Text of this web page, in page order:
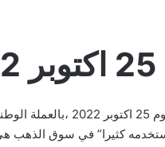
نستعرض معا” في هذا المقال عن